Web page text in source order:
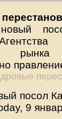
посол
9